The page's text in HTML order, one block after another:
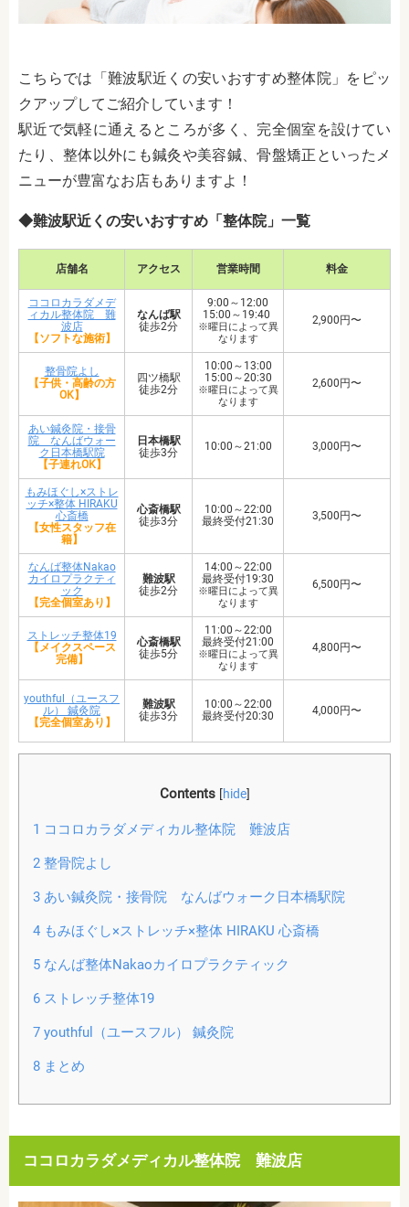
こちらでは「難波駅近くの安いおすすめ整体院」をピッ
クアップしてご紹介しています！
駅近で気軽に通えるところが多く、完全個室を設けてい
たり、整体以外にも鍼灸や美容鍼、骨盤矯正といったメ
ニューが豊富なお店もありますよ！
◆難波駅近くの安いおすすめ「整体院」一覧
店舗名 アクセス 営業時間 料金
ココロカラダメデ
ィカル整体院 難
波店
【ソフトな施術】
なんば駅
徒歩2分
9:00～12:00
15:00～19:40
※曜日によって異
なります
2,900円〜
整骨院よし
【子供・高齢の方
OK】
四ツ橋駅
徒歩2分
10:00～13:00
15:00～20:30
※曜日によって異
なります
2,600円〜
あい鍼灸院・接骨
院 なんばウォー
ク日本橋駅院
【子連れOK】
日本橋駅
徒歩3分
10:00～21:00 3,000円〜
もみほぐし×ストレ
ッチ×整体 HIRAKU
心斎橋
【女性スタッフ在
籍】
心斎橋駅
徒歩3分
10:00～22:00
最終受付21:30
3,500円〜
なんば整体Nakao
カイロプラクティ
ック
【完全個室あり】
難波駅
徒歩2分
14:00～22:00
最終受付19:30
※曜日によって異
なります
6,500円〜
ストレッチ整体19
【メイクスペース
完備】
心斎橋駅
徒歩5分
11:00～22:00
最終受付21:00
※曜日によって異
なります
4,800円〜
youthful（ユースフ
ル） 鍼灸院
【完全個室あり】
難波駅
徒歩3分
10:00～22:00
最終受付20:30
4,000円〜
Contents [hide]
1 ココロカラダメディカル整体院 難波店
2整骨院よし
3あい鍼灸院・接骨院 なんばウォーク日本橋駅院
4もみほぐし×ストレッチ×整体 HIRAKU 心斎橋
5なんば整体Nakaoカイロプラクティック
6ストレッチ整体19
7youthful（ユースフル） 鍼灸院
8まとめ
ココロカラダメディカル整体院 難波店